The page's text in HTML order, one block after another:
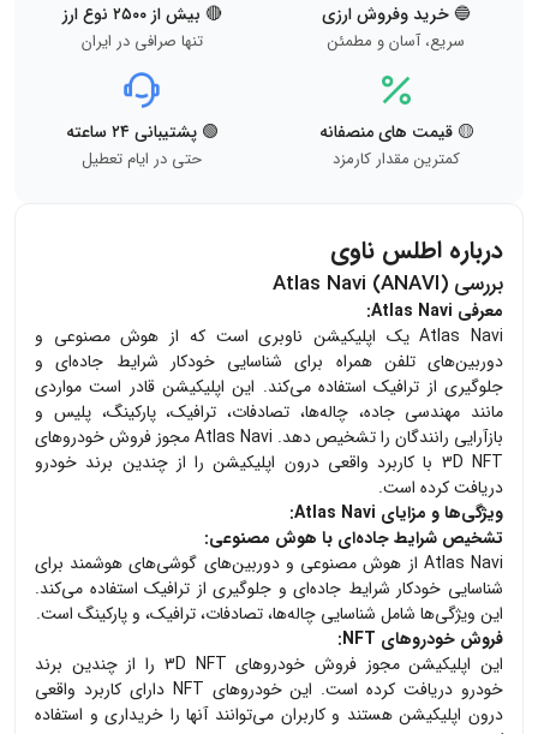
🔵 خرید وفروش ارزی
سریع، آسان و مطمئن
🔴 بیش از ۲۵۰۰ نوع ارز
تنها صرافی در ایران
🟡 قیمت های منصفانه
کمترین مقدار کارمزد
🟢 پشتیبانی ۲۴ ساعته
حتی در ایام تعطیل
درباره اطلس ناوی
بررسی Atlas Navi (ANAVI)
معرفی Atlas Navi:
Atlas Navi یک اپلیکیشن ناوبری است که از هوش مصنوعی و
دوربین‌های تلفن همراه برای شناسایی خودکار شرایط جاده‌ای و
جلوگیری از ترافیک استفاده می‌کند. این اپلیکیشن قادر است مواردی
مانند مهندسی جاده، چاله‌ها، تصادفات، ترافیک، پارکینگ، پلیس و
بازآرایی رانندگان را تشخیص دهد. Atlas Navi مجوز فروش خودروهای
3D NFT با کاربرد واقعی درون اپلیکیشن را از چندین برند خودرو
دریافت کرده است.
ویژگی‌ها و مزایای Atlas Navi:
تشخیص شرایط جاده‌ای با هوش مصنوعی:
Atlas Navi از هوش مصنوعی و دوربین‌های گوشی‌های هوشمند برای
شناسایی خودکار شرایط جاده‌ای و جلوگیری از ترافیک استفاده می‌کند.
این ویژگی‌ها شامل شناسایی چاله‌ها، تصادفات، ترافیک، و پارکینگ است.
فروش خودروهای NFT:
این اپلیکیشن مجوز فروش خودروهای 3D NFT را از چندین برند
خودرو دریافت کرده است. این خودروهای NFT دارای کاربرد واقعی
درون اپلیکیشن هستند و کاربران می‌توانند آنها را خریداری و استفاده